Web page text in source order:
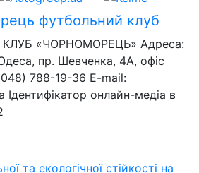
футбольний клуб
«ЧОРНОМОРЕЦЬ» Адреса:
пр. Шевченка, 4А, офіс
788-19-36 E-mail:
онлайн-медіа в
та екологічної стійкості на